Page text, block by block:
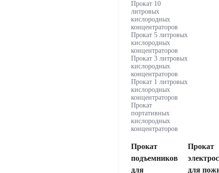
Прокат 10
литровых
кислородных
концентраторов
Прокат 5 литровых
кислородных
концентраторов
Прокат 3 литровых
кислородных
концентраторов
Прокат 1 литровых
кислородных
концентраторов
Прокат
портативных
кислородных
концентраторов
Прокат
подъемников
для
Прокат
для